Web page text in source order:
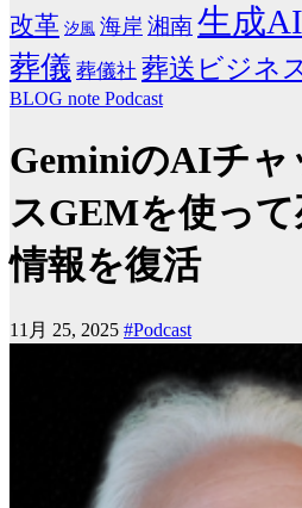
改革 汐風 海岸 湘南生成AI
葬儀 葬儀社 葬送ビジネ
BLOG note Podcast
GeminiのAIチャ
スGEMを使っ
情報を復活
11月 25, 2025 #Podcast